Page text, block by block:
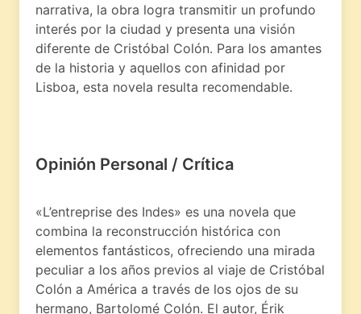
narrativa, la obra logra transmitir un profundo
interés por la ciudad y presenta una visión
diferente de Cristóbal Colón. Para los amantes
de la historia y aquellos con afinidad por
Lisboa, esta novela resulta recomendable.
Opinión Personal / Crítica
«L’entreprise des Indes» es una novela que
combina la reconstrucción histórica con
elementos fantásticos, ofreciendo una mirada
peculiar a los años previos al viaje de Cristóbal
Colón a América a través de los ojos de su
hermano, Bartolomé Colón. El autor, Érik